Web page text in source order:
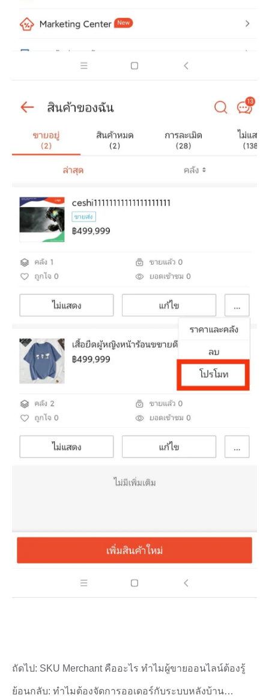
ย้อนกลับ: ทำไมต้องจัดการออเดอร์กับระบบหลังบ้าน
ถัดไป: SKU Merchant คืออะไร ทำไมผู้ขายออนไลน์ต้องรู้